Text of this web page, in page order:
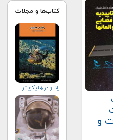
و
کتاب‌ها و مجلات
راديو در هليكوپتر